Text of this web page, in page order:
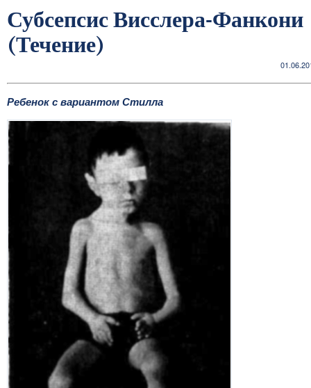
Субсепсис Висслера-Фанкони
(Течение)
Ребенок с вариантом Стилла